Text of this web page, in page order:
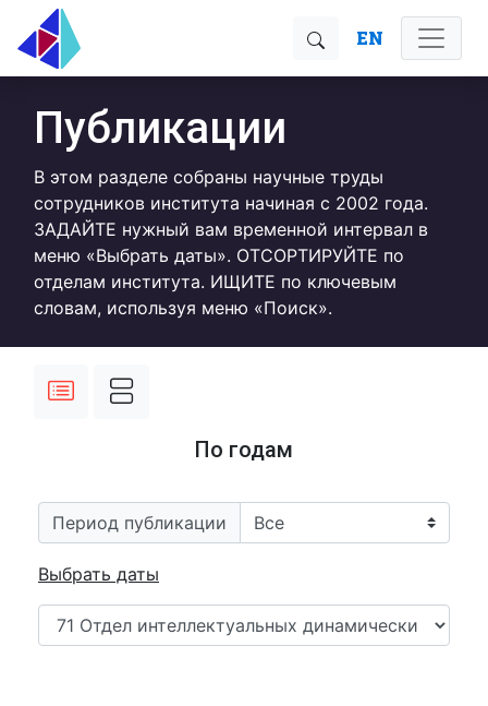
EN
Публикации
В этом разделе собраны научные труды
сотрудников института начиная с 2002 года.
ЗАДАЙТЕ нужный вам временной интервал в
меню «Выбрать даты». ОТСОРТИРУЙТЕ по
отделам института. ИЩИТЕ по ключевым
словам, используя меню «Поиск».
По годам
Период публикации
Выбрать даты